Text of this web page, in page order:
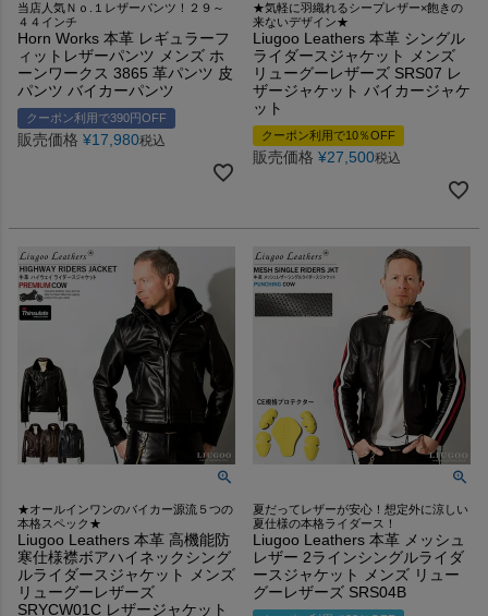
当店人気Ｎｏ.１レザーパンツ！２９～
４４インチ
Horn Works 本革 レギュラーフ
ィットレザーパンツ メンズ ホ
ーンワークス 3865 革パンツ 皮
パンツ バイカーパンツ
クーポン利用で390円OFF
販売価格 ¥17,980税込
★気軽に羽織れるシープレザー×飽きの
来ないデザイン★
Liugoo Leathers 本革 シングル
ライダースジャケット メンズ
リューグーレザーズ SRS07 レ
ザージャケット バイカージャケ
ット
クーポン利用で10％OFF
販売価格 ¥27,500税込
★オールインワンのバイカー源流５つの
本格スペック★
Liugoo Leathers 本革 高機能防
寒仕様襟ボアハイネックシング
ルライダースジャケット メンズ
リューグーレザーズ
SRYCW01C レザージャケット
夏だってレザーが安心！想定外に涼しい
夏仕様の本格ライダース！
Liugoo Leathers 本革 メッシュ
レザー 2ラインシングルライダ
ースジャケット メンズ リュー
グーレザーズ SRS04B